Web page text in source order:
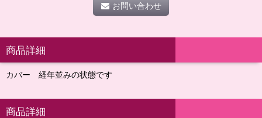
お問い合わせ
商品詳細
カバー 経年並みの状態です
商品詳細